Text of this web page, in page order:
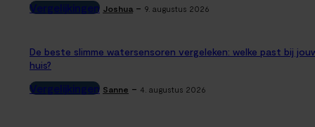
Vergelijkingen Joshua - 9. augustus 2026
De beste slimme watersensoren vergeleken: welke past bij
huis?
Vergelijkingen Sanne - 4. augustus 2026